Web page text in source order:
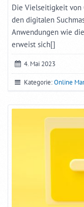
Die Vielseitigkeit von
den digitalen
Anwendungen wie
erweist sich[]
4. Mai 2023
Kategorie:Online